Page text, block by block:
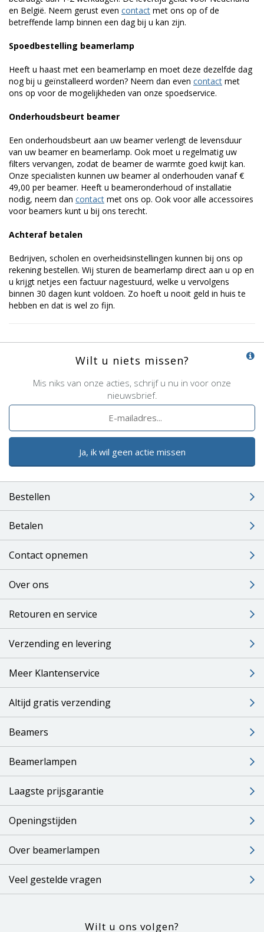
en België. Neem gerust even contact met ons op of de
betreffende lamp binnen een dag bij u kan zijn.
Spoedbestelling beamerlamp
Heeft u haast met een beamerlamp en moet deze dezelfde dag
nog bij u geïnstalleerd worden? Neem dan even contact met
ons op voor de mogelijkheden van onze spoedservice.
Onderhoudsbeurt beamer
Een onderhoudsbeurt aan uw beamer verlengt de levensduur
van uw beamer en beamerlamp. Ook moet u regelmatig uw
filters vervangen, zodat de beamer de warmte goed kwijt kan.
Onze specialisten kunnen uw beamer al onderhouden vanaf €
49,00 per beamer. Heeft u beameronderhoud of installatie
nodig, neem dan contact met ons op. Ook voor alle accessoires
voor beamers kunt u bij ons terecht.
Achteraf betalen
Bedrijven, scholen en overheidsinstellingen kunnen bij ons op
rekening bestellen. Wij sturen de beamerlamp direct aan u op en
u krijgt netjes een factuur nagestuurd, welke u vervolgens
binnen 30 dagen kunt voldoen. Zo hoeft u nooit geld in huis te
hebben en dat is wel zo fijn.
Wilt u niets missen?
Mis niks van onze acties, schrijf u nu in voor onze
nieuwsbrief.
Ja, ik wil geen actie missen
Bestellen
Betalen
Contact opnemen
Over ons
Retouren en service
Verzending en levering
Meer Klantenservice
Altijd gratis verzending
Beamers
Beamerlampen
Laagste prijsgarantie
Openingstijden
Over beamerlampen
Veel gestelde vragen
Wilt u ons volgen?